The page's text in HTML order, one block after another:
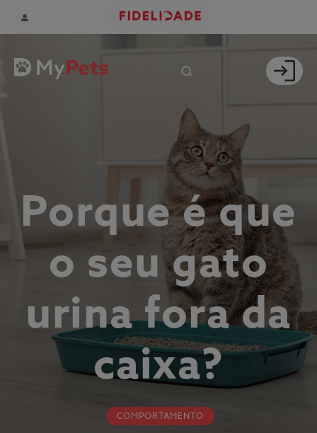
Porque é que
o seu gato
urina fora da
caixa?
COMPORTAMENTO